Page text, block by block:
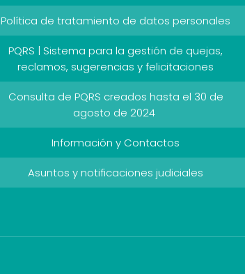
Política de tratamiento de datos personales
PQRS | Sistema para la gestión de quejas,
reclamos, sugerencias y felicitaciones
Consulta de PQRS creados hasta el 30 de
agosto de 2024
Información y Contactos
Asuntos y notificaciones judiciales